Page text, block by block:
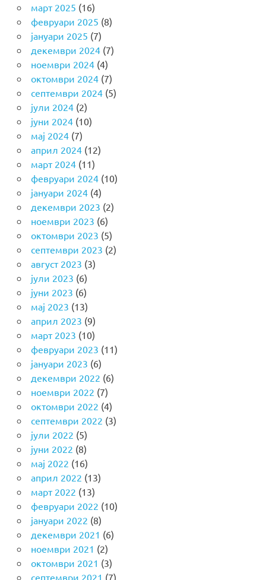
март 2025 (16)
февруари 2025 (8)
јануари 2025 (7)
декември 2024(7)
ноември 2024(4)
октомври 2024(7)
септември 2024(5)
јули 2024(2)
јуни 2024(10)
мај 2024(7)
април 2024(12)
март 2024(11)
февруари 2024(10)
јануари 2024(4)
декември 2023 (2)
ноември 2023 (6)
октомври 2023 (5)
септември 2023 (2)
август 2023 (3)
јули 2023 (6)
јуни 2023 (6)
мај 2023 (13)
април 2023 (9)
март 2023 (10)
февруари 2023 (11)
јануари 2023 (6)
декември 2022 (6)
ноември 2022 (7)
октомври 2022 (4)
септември 2022 (3)
јули 2022 (5)
јуни 2022 (8)
мај 2022 (16)
април 2022 (13)
март 2022 (13)
февруари 2022 (10)
јануари 2022 (8)
декември 2021 (6)
ноември 2021 (2)
октомври 2021 (3)
септември 2021 (7)